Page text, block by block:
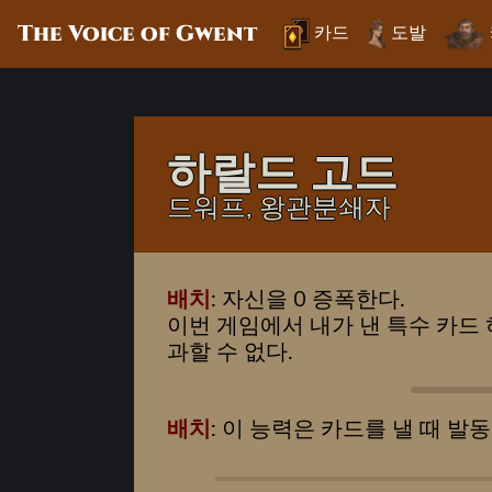
The Voice of Gwent 카드 도발
하랄드 고드
드워프, 왕관분쇄자
배치: 자신을 0 증폭한다.
이번 게임에서 내가 낸 특수 카
과할 수 없다.
배치: 이 능력은 카드를 낼 때 발